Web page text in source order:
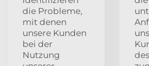
die Probleme,
mit denen
unsere Kunden
bei der
Nutzung